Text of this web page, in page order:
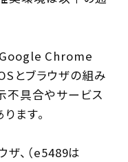
Chrome
とブラウザの組み
不具合やサービス
ます。
、（e5489は